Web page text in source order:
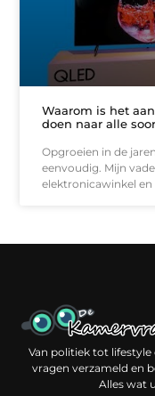
Waarom is het
doen naar alle
Opgroeien in de
eenvoudig. Mijn
elektronicawinkel
Van politiek tot
vragen verzameld en
Alles wat